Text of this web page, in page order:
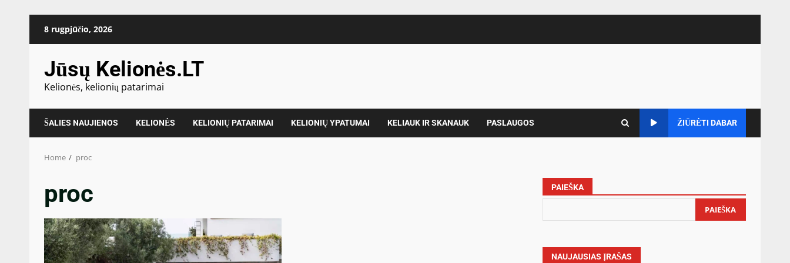
8 rugpjūčio, 2026
Jūsų Kelionės.LT
Kelionės, kelionių patarimai
ŠALIES NAUJIENOS KELIONĖS KELIONIŲ PATARIMAI KELIONIŲ YPATUMAI KELIAUK IR SKANAUK PASLAUGOS ŽIŪRĖTI DABAR
Home proc
proc PAIEŠKA
PAIEŠKA
NAUJAUSIAS ĮRAŠAS